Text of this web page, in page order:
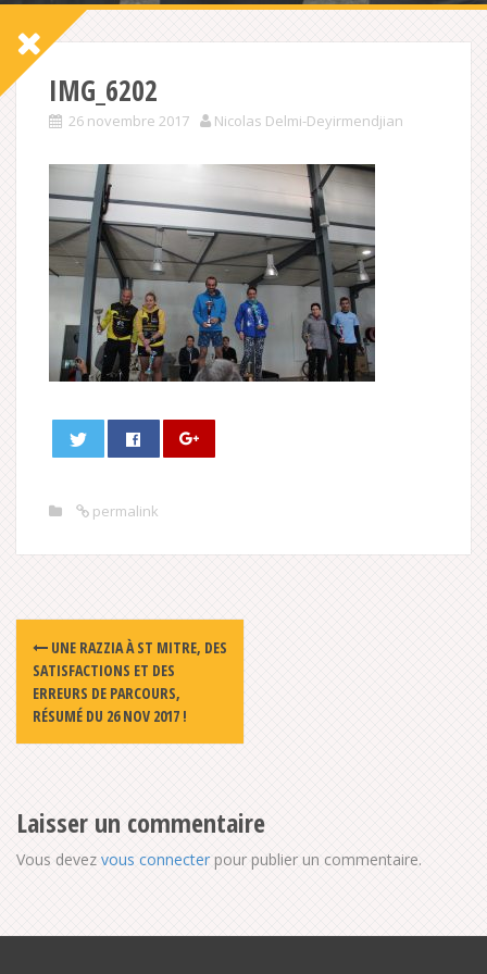
IMG_6202
26 novembre 2017 Nicolas Delmi-Deyirmendjian
permalink
Post
navigation
UNE RAZZIA À ST MITRE, DES
SATISFACTIONS ET DES
ERREURS DE PARCOURS,
RÉSUMÉ DU 26 NOV 2017 !
Laisser un commentaire
Vous devez vous connecterpour publier un commentaire.